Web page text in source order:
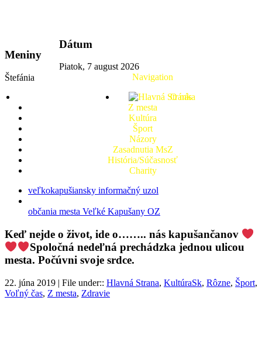
Meniny
Štefánia
Dátum
Piatok, 7 august 2026
Navigation
O nás
Z mesta
Kultúra
Šport
Názory
Zasadnutia MsZ
História/Súčasnosť
Charity
veľkokapušiansky informačný uzol
občania mesta Veľké Kapušany OZ
Keď nejde o život, ide o…….. nás kapušančanov
Spoločná nedeľná prechádzka jednou ulicou
mesta. Počúvni svoje srdce.
22. júna 2019 | File under:: Hlavná Strana, KultúraSk, Rôzne, Šport,
Voľný čas, Z mesta, Zdravie